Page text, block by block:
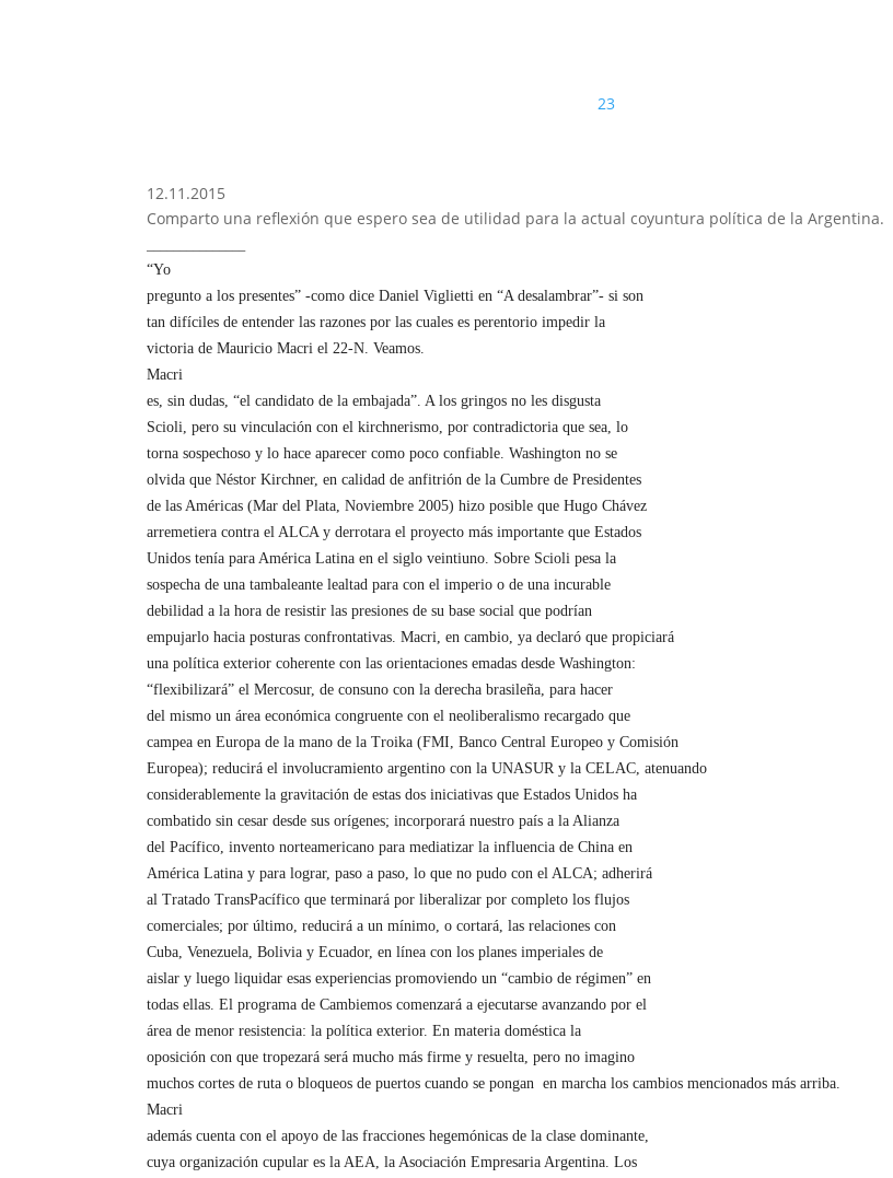
23
12.11.2015
Comparto una reflexión que espero sea de utilidad para la actual coyuntura política de la Argentina.
“Yo
pregunto a los presentes” -como dice Daniel Viglietti en “A desalambrar”- si son
tan difíciles de entender las razones por las cuales es perentorio impedir la
victoria de Mauricio Macri el 22-N. Veamos.
Macri
es, sin dudas, “el candidato de la embajada”. A los gringos no les disgusta
Scioli, pero su vinculación con el kirchnerismo, por contradictoria que sea, lo
torna sospechoso y lo hace aparecer como poco confiable. Washington no se
olvida que Néstor Kirchner, en calidad de anfitrión de la Cumbre de Presidentes
de las Américas (Mar del Plata, Noviembre 2005) hizo posible que Hugo Chávez
arremetiera contra el ALCA y derrotara el proyecto más importante que Estados
Unidos tenía para América Latina en el siglo veintiuno. Sobre Scioli pesa la
sospecha de una tambaleante lealtad para con el imperio o de una incurable
debilidad a la hora de resistir las presiones de su base social que podrían
empujarlo hacia posturas confrontativas. Macri, en cambio, ya declaró que propiciará
una política exterior coherente con las orientaciones emadas desde Washington:
“flexibilizará” el Mercosur, de consuno con la derecha brasileña, para hacer
del mismo un área económica congruente con el neoliberalismo recargado que
campea en Europa de la mano de la Troika (FMI, Banco Central Europeo y Comisión
Europea); reducirá el involucramiento argentino con la UNASUR y la CELAC, atenuando
considerablemente la gravitación de estas dos iniciativas que Estados Unidos ha
combatido sin cesar desde sus orígenes; incorporará nuestro país a la Alianza
del Pacífico, invento norteamericano para mediatizar la influencia de China en
América Latina y para lograr, paso a paso, lo que no pudo con el ALCA; adherirá
al Tratado TransPacífico que terminará por liberalizar por completo los flujos
comerciales; por último, reducirá a un mínimo, o cortará, las relaciones con
Cuba, Venezuela, Bolivia y Ecuador, en línea con los planes imperiales de
aislar y luego liquidar esas experiencias promoviendo un “cambio de régimen” en
todas ellas. El programa de Cambiemos comenzará a ejecutarse avanzando por el
área de menor resistencia: la política exterior. En materia doméstica la
oposición con que tropezará será mucho más firme y resuelta, pero no imagino
muchos cortes de ruta o bloqueos de puertos cuando se pongan en marcha los cambios mencionados más arriba.
Macri
además cuenta con el apoyo de las fracciones hegemónicas de la clase dominante,
cuya organización cupular es la AEA, la Asociación Empresaria Argentina. Los